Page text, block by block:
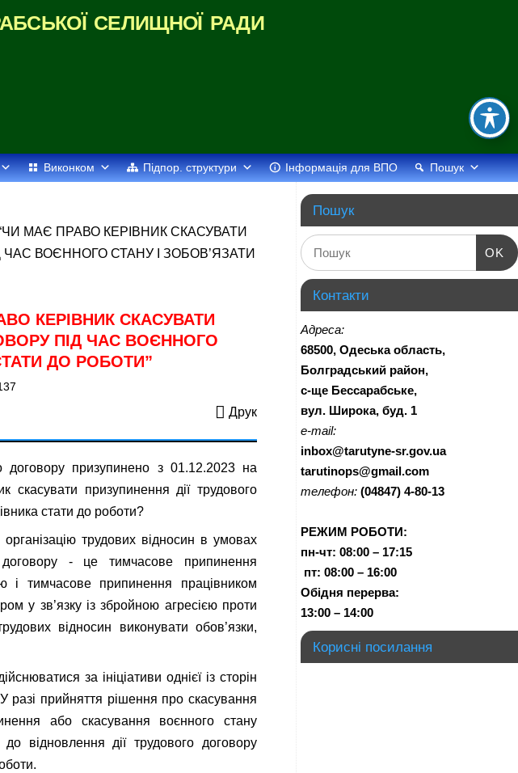
селищної ради
Виконком Підпор. структури Інформація для ВПО Пошук
МАЄ ПРАВО КЕРІВНИК СКАСУВАТИ
ВОЄННОГО СТАНУ І ЗОБОВ’ЯЗАТИ
КЕРІВНИК СКАСУВАТИ
ПІД ЧАС ВОЄННОГО
ДО РОБОТИ”
Друк
договору призупинено з 01.12.2023 на
скасувати призупинення дії трудового
стати до роботи?
трудових відносин в умовах
договору - це тимчасове припинення
і тимчасове припинення працівником
у зв’язку із збройною агресією проти
відносин виконувати обов’язки,
за ініціативи однієї із сторін
разі прийняття рішення про скасування
або скасування воєнного стану
відновлення дії трудового договору
Пошук
OK
Контакти
Адреса:
68500, Одеська область,
Болградський район,
с-ще Бессарабське,
вул. Широка, буд. 1
e-mail:
inbox@tarutyne-sr.gov.ua
tarutinops@gmail.com
телефон: (04847) 4-80-13
РЕЖИМ РОБОТИ:
пн-чт: 08:00 – 17:15
пт: 08:00 – 16:00
Обідня перерва:
13:00 – 14:00
Корисні посилання